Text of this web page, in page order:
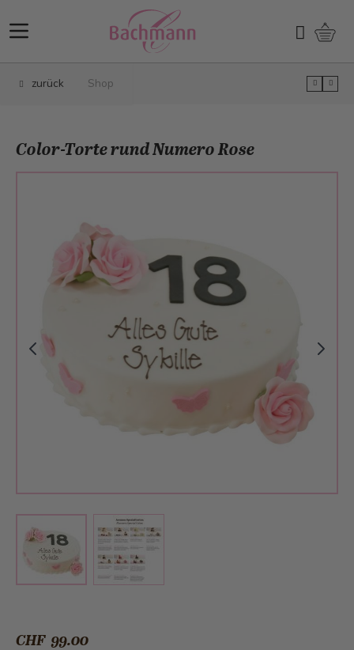
Suchen
zurück Shop
Color-Torte rund Numero Rose
View larger imageView larger image
CHF 99.00